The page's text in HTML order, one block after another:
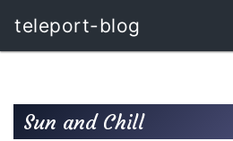
teleport-blog
Sun and Chill